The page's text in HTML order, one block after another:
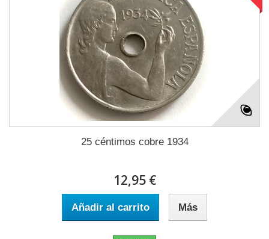
25 céntimos cobre 1934
12,95 €
Añadir al carrito Más